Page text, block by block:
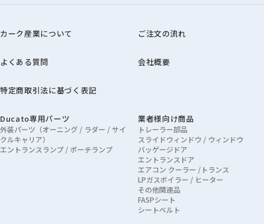
カーク産業について ご注文の流れ
よくある質問 会社概要
特定商取引法に基づく表記
Ducato専用パーツ
外装パーツ（オーニング / ラダー / サイ
クルキャリア）
エントランスランプ / ポーチランプ
業者様向け商品
トレーラー部品
スライドウィンドウ / ウィンドウ
バッゲージドア
エントランスドア
エアコン クーラー /トランス
LPガスボイラー / ヒーター
その他関連品
FASPシート
シートベルト